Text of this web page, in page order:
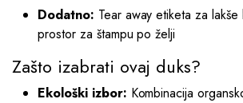
Dodatno: Tear away etiketa za
prostor za štampu po želji
Zašto izabrati ovaj duks?
Ekološki izbor: Kombinacija